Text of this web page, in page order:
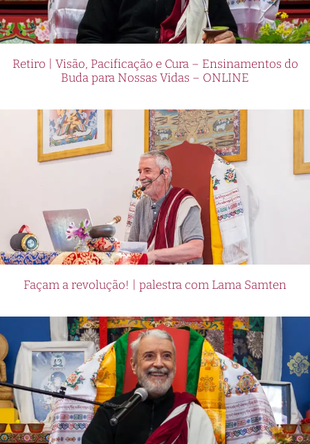
Retiro | Visão, Pacificação e Cura – Ensinamentos do
Buda para Nossas Vidas – ONLINE
Façam a revolução! | palestra com Lama Samten